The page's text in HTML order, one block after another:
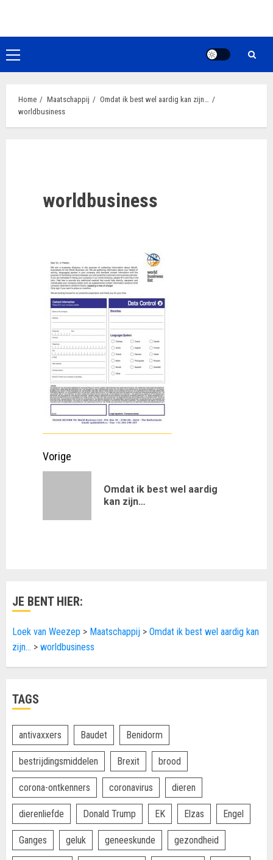
de
inhoudPrimair
menu
Home Maatschappij
Omdat ik best wel aardig kan zijn…
worldbusiness
worldbusiness
Doorgaan
Vorige
Omdat ik best wel aardig
kan zijn…
JE BENT HIER:
Loek van Weezep > Maatschappij > Omdat ik best wel aardig kan
zijn… > worldbusiness
TAGS
antivaxxers Baudet Benidorm
bestrijdingsmiddelen Brexit brood
corona-ontkenners coronavirus dieren
dierenliefde Donald Trump EK Elzas Engel
Ganges geluk geneeskunde gezondheid